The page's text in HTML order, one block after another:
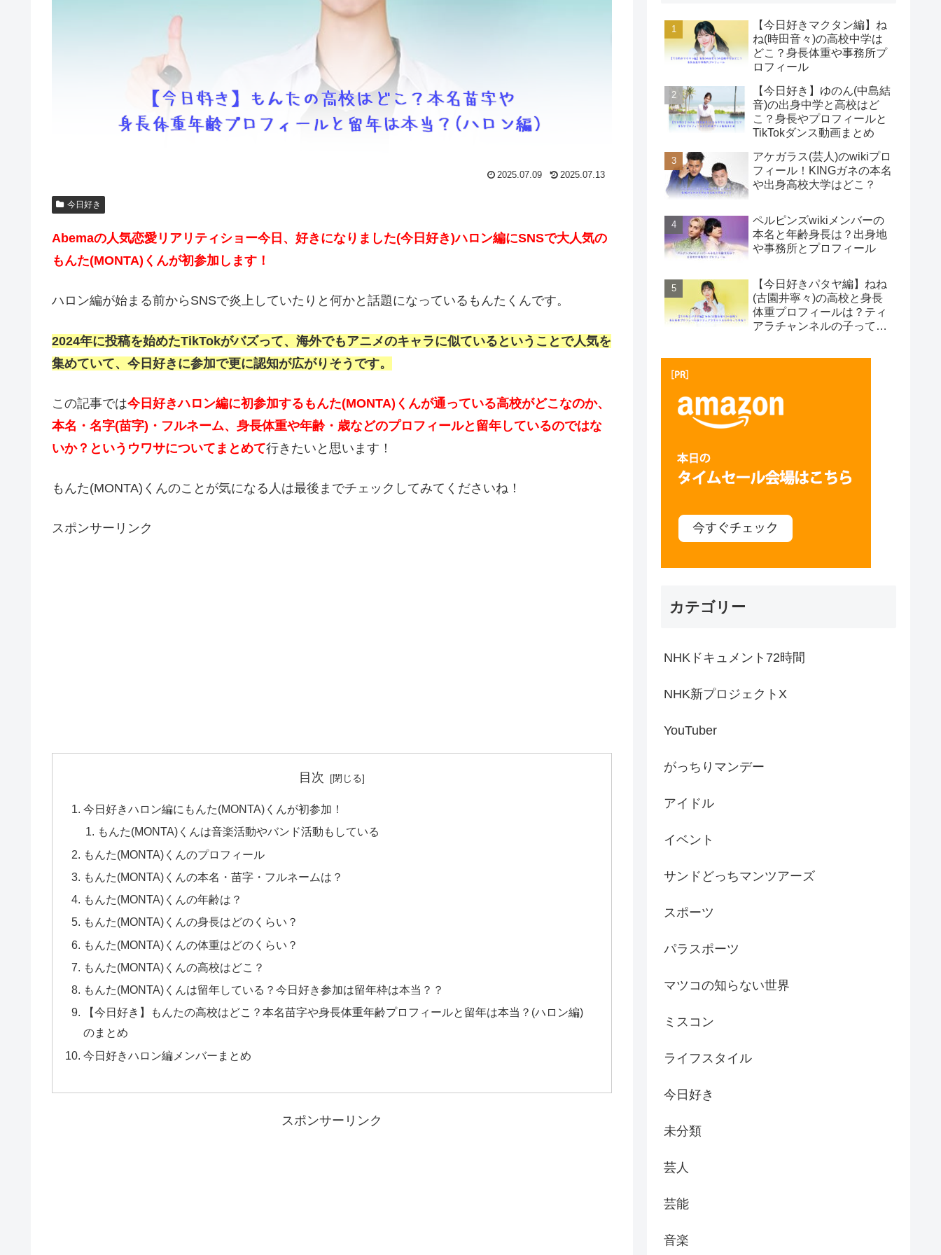
2025.07.09 2025.07.13
今日好き
Abemaの人気恋愛リアリティショー今日、好きになりました(今日好き)ハロン編にSNSで大人気の
もんた(MONTA)くんが初参加します！
ハロン編が始まる前からSNSで炎上していたりと何かと話題になっているもんたくんです。
2024年に投稿を始めたTikTokがバズって、海外でもアニメのキャラに似ているということで人気を
集めていて、今日好きに参加で更に認知が広がりそうです。
この記事では今日好きハロン編に初参加するもんた(MONTA)くんが通っている高校がどこなのか、
本名・名字(苗字)・フルネーム、身長体重や年齢・歳などのプロフィールと留年しているのではな
いか？というウワサについてまとめて行きたいと思います！
もんた(MONTA)くんのことが気になる人は最後までチェックしてみてくださいね！
スポンサーリンク
目次
今日好きハロン編にもんた(MONTA)くんが初参加！
もんた(MONTA)くんは音楽活動やバンド活動もしている
もんた(MONTA)くんのプロフィール
もんた(MONTA)くんの本名・苗字・フルネームは？
もんた(MONTA)くんの年齢は？
もんた(MONTA)くんの身長はどのくらい？
もんた(MONTA)くんの体重はどのくらい？
もんた(MONTA)くんの高校はどこ？
もんた(MONTA)くんは留年している？今日好き参加は留年枠は本当？？
【今日好き】もんたの高校はどこ？本名苗字や身長体重年齢プロフィールと留年は本当？(ハロン編)
のまとめ
今日好きハロン編メンバーまとめ
スポンサーリンク
【今日好きマクタン編】ね
ね(時田音々)の高校中学は
どこ？身長体重や事務所プ
ロフィール
【今日好き】ゆのん(中島結
音)の出身中学と高校はど
こ？身長やプロフィールと
TikTokダンス動画まとめ
アケガラス(芸人)のwikiプロ
フィール！KINGガネの本名
や出身高校大学はどこ？
ペルピンズwikiメンバーの
本名と年齢身長は？出身地
や事務所とプロフィール
【今日好きパタヤ編】ねね
(古園井寧々)の高校と身長
体重プロフィールは？ティ
アラチャンネルの子って本
カテゴリー
NHKドキュメント72時間
NHK新プロジェクトX
YouTuber
がっちりマンデー
アイドル
イベント
サンドどっちマンツアーズ
スポーツ
パラスポーツ
マツコの知らない世界
ミスコン
ライフスタイル
今日好き
未分類
芸人
芸能
音楽